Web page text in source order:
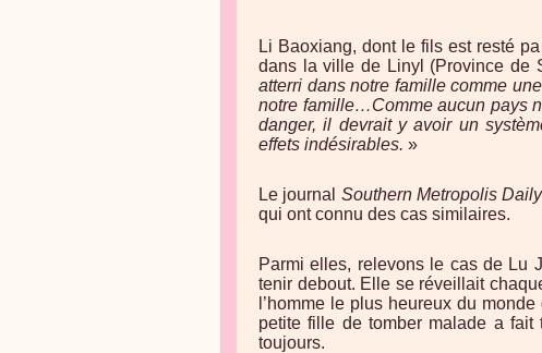
Li Baoxiang, dont le fils est resté
dans la ville de Linyl (Province
atterri dans notre famille comme
notre famille…Comme aucun pays
danger, il devrait y avoir un
effets indésirables. »
Le journal Southern Metropolis Daily
qui ont connu des cas similaires.
Parmi elles, relevons le cas de Lu
tenir debout. Elle se réveillait
l’homme le plus heureux du
petite fille de tomber malade a
toujours.